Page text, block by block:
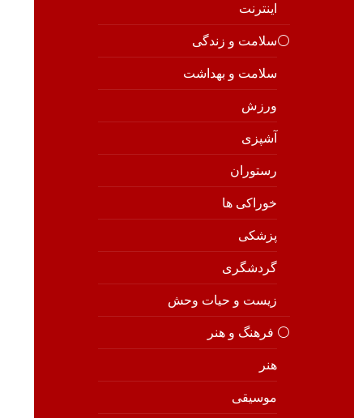
اینترنت
⚪️سلامت و زندگی
سلامت و بهداشت
ورزش
آشپزی
رستوران
خوراکی ها
پزشکی
گردشگری
زیست و حیات وحش
⚪️ فرهنگ و هنر
هنر
موسیقی